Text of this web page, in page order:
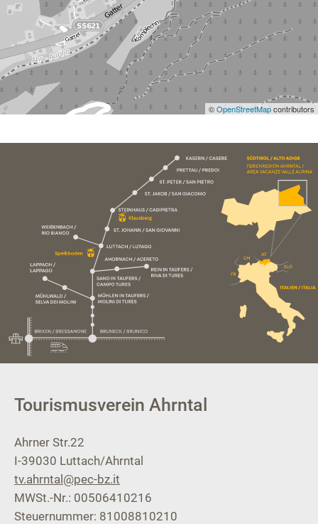
©OpenStreetMapcontributors
Tourismusverein Ahrntal
Ahrner Str.22
I-39030 Luttach/Ahrntal
tv.ahrntal@pec-bz.it
MWSt.-Nr.: 00506410216
Steuernummer: 81008810210